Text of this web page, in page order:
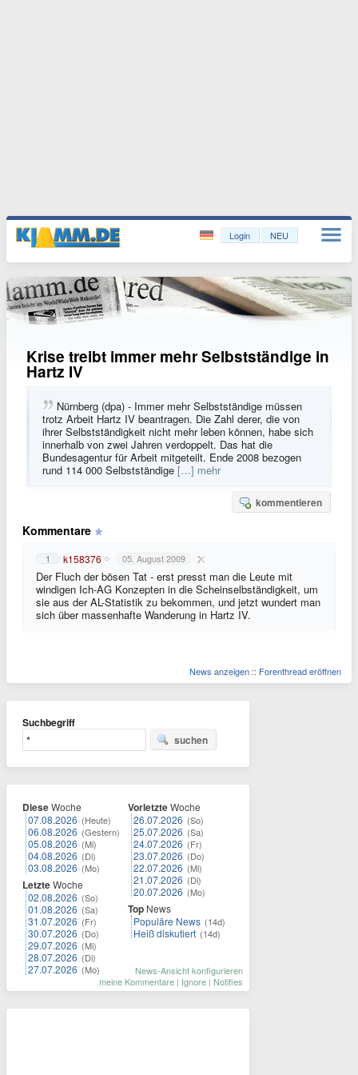
Login NEU
Krise treibt immer mehr Selbstständige in
Hartz IV
Nürnberg (dpa) - Immer mehr Selbstständige müssen
trotz Arbeit Hartz IV beantragen. Die Zahl derer, die von
ihrer Selbstständigkeit nicht mehr leben können, habe sich
innerhalb von zwei Jahren verdoppelt. Das hat die
Bundesagentur für Arbeit mitgeteilt. Ende 2008 bezogen
rund 114 000 Selbstständige […] mehr
kommentieren
Kommentare
1 k158376 05. August 2009
Der Fluch der bösen Tat - erst presst man die Leute mit
windigen Ich-AG Konzepten in die Scheinselbständigkeit, um
sie aus der AL-Statistik zu bekommen, und jetzt wundert man
sich über massenhafte Wanderung in Hartz IV.
News anzeigen :: Forenthread eröffnen
Suchbegriff
suchen
DieseWoche
07.08.2026 (Heute)
06.08.2026 (Gestern)
05.08.2026 (Mi)
04.08.2026 (Di)
03.08.2026 (Mo)
LetzteWoche
02.08.2026 (So)
01.08.2026 (Sa)
31.07.2026 (Fr)
30.07.2026 (Do)
29.07.2026 (Mi)
28.07.2026 (Di)
27.07.2026 (Mo)
VorletzteWoche
26.07.2026 (So)
25.07.2026 (Sa)
24.07.2026 (Fr)
23.07.2026 (Do)
22.07.2026 (Mi)
21.07.2026 (Di)
20.07.2026 (Mo)
Top News
Populäre News (14d)
Heiß diskutiert (14d)
News-Ansicht konfigurieren
meine Kommentare | Ignore | Notifies